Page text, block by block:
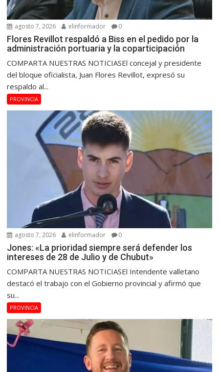
agosto 7, 2026 elinformador 0
Flores Revillot respaldó a Biss en el pedido por la
administración portuaria y la coparticipación
COMPARTA NUESTRAS NOTICIASEl concejal y presidente
del bloque oficialista, Juan Flores Revillot, expresó su
respaldo al...
PROVINCIA
agosto 7, 2026 elinformador 0
Jones: «La prioridad siempre será defender los
intereses de 28 de Julio y de Chubut»
COMPARTA NUESTRAS NOTICIASEl Intendente valletano
destacó el trabajo con el Gobierno provincial y afirmó que
su...
PROVINCIA